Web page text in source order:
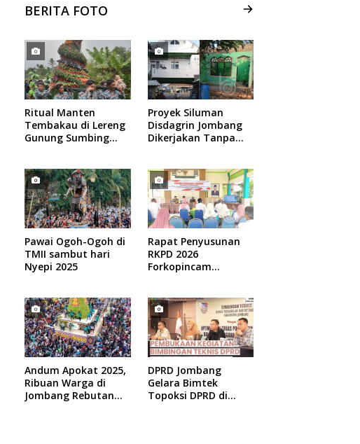
BERITA FOTO
Ritual Manten
Tembakau di Lereng
Gunung Sumbing
Proyek Siluman
Disdagrin Jombang
Dikerjakan Tanpa
Pawai Ogoh-Ogoh di
TMII sambut hari
Nyepi 2025
Rapat Penyusunan
RKPD 2026
Forkopincam
Andum Apokat 2025,
Ribuan Warga di
Jombang Rebutan
DPRD Jombang
Gelara Bimtek
Topoksi DPRD di